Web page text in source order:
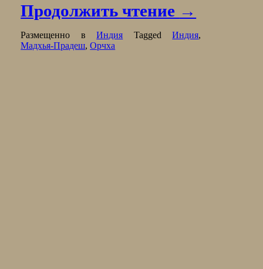
Продолжить чтение →
Размещенно вИндия TaggedИндия,
Мадхья-Прадеш,Орчха